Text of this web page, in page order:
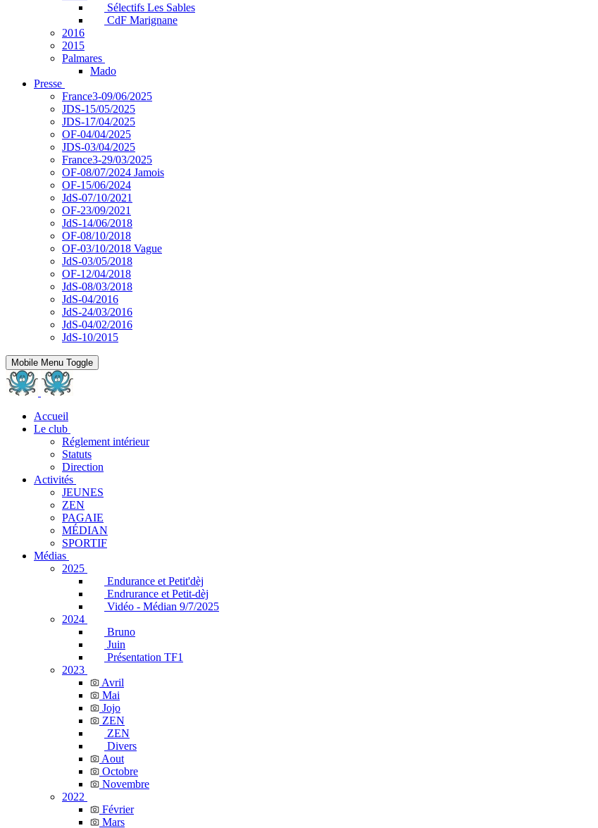
Sélectifs Les Sables
CdF Marignane
2016
2015
Palmares
Mado
Presse
France3-09/06/2025
JDS-15/05/2025
JDS-17/04/2025
OF-04/04/2025
JDS-03/04/2025
France3-29/03/2025
OF-08/07/2024 Jamois
OF-15/06/2024
JdS-07/10/2021
OF-23/09/2021
JdS-14/06/2018
OF-08/10/2018
OF-03/10/2018 Vague
JdS-03/05/2018
OF-12/04/2018
JdS-08/03/2018
JdS-04/2016
JdS-24/03/2016
JdS-04/02/2016
JdS-10/2015
Mobile Menu Toggle
Accueil
Le club
Réglement intérieur
Statuts
Direction
Activités
JEUNES
ZEN
PAGAIE
MÉDIAN
SPORTIF
Médias
2025
Endurance et Petit'dèj
Endrurance et Petit-dèj
Vidéo - Médian 9/7/2025
2024
Bruno
Juin
Présentation TF1
2023
Avril
Mai
Jojo
ZEN
ZEN
Divers
Aout
Octobre
Novembre
2022
Février
Mars